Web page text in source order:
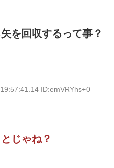
を回収するって事？
ID:emVRYhs+0
じゃね？